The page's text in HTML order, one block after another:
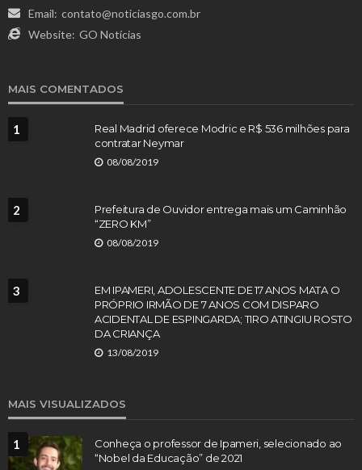
Email: contato@noticiasgo.com.br
Website: GO Notícias
MAIS COMENTADOS
1
Real Madrid oferece Modric e R$ 536 milhões para
contratar Neymar
08/08/2019
2
Prefeitura de Ouvidor entrega mais um Caminhão
“ZERO KM”
08/08/2019
3
EM IPAMERI, ADOLESCENTE DE 17 ANOS MATA O
PRÓPRIO IRMÃO DE 7 ANOS COM DISPARO
ACIDENTAL DE ESPINGARDA; TIRO ATINGIU ROSTO
DA CRIANÇA
13/08/2019
MAIS VISUALIZADOS
1
Conheça o professor de Ipameri, selecionado ao
“Nobel da Educação” de 2021